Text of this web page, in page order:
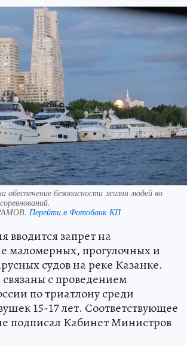
обеспечение безопасности жизни людей во
Перейти в Фотобанк КП
вводится запрет на
маломерных, прогулочных и
судов на реке Казанке.
с проведением
по триатлону среди
15-17 лет. Соответствующее
подписал Кабинет Министров